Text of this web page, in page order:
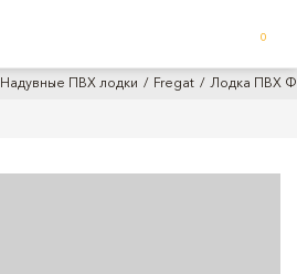
0
Надувные ПВХ лодки Fregat Лодка ПВХ